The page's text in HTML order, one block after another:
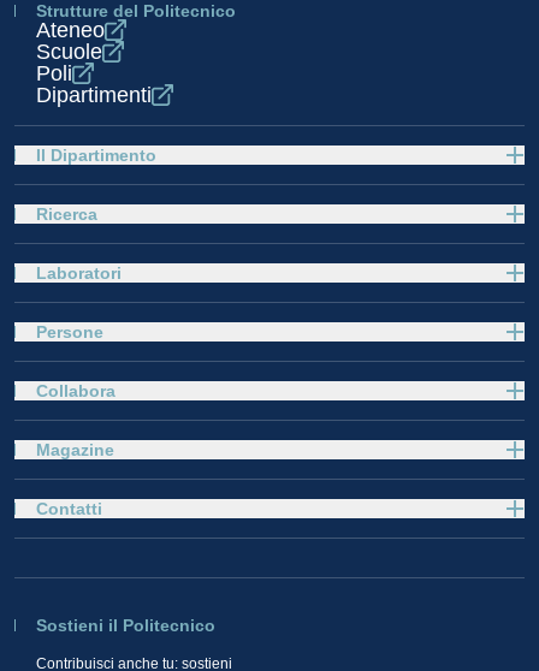
Strutture del Politecnico
Ateneo
Scuole
Poli
Dipartimenti
Il Dipartimento
Ricerca
Laboratori
Persone
Collabora
Magazine
Sostieni il Politecnico
Contribuisci anche tu: sostieni
Contatti